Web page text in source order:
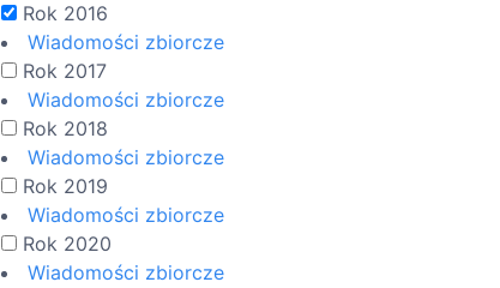
Rok 2016
Wiadomości zbiorcze
Rok 2017
Wiadomości zbiorcze
Rok 2018
Wiadomości zbiorcze
Rok 2019
Wiadomości zbiorcze
Rok 2020
Wiadomości zbiorcze